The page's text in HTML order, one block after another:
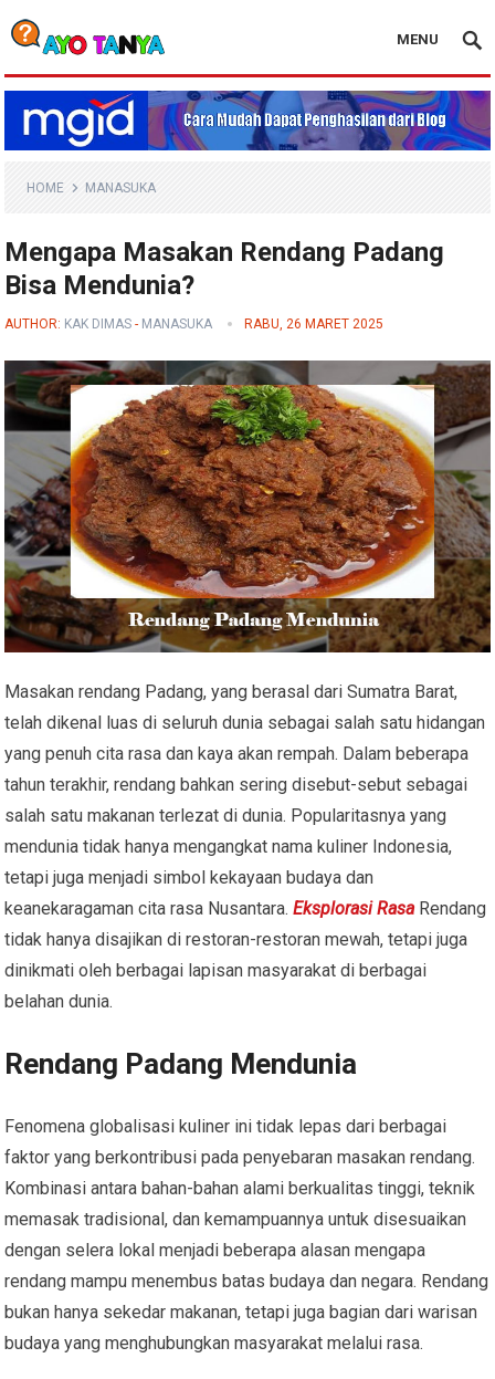
Blog Ayo Tanya
MENU
HOME MANASUKA
Mengapa Masakan Rendang Padang
Bisa Mendunia?
AUTHOR: KAK DIMAS - MANASUKA RABU, 26 MARET 2025
Masakan rendang Padang, yang berasal dari Sumatra Barat,
telah dikenal luas di seluruh dunia sebagai salah satu hidangan
yang penuh cita rasa dan kaya akan rempah. Dalam beberapa
tahun terakhir, rendang bahkan sering disebut-sebut sebagai
salah satu makanan terlezat di dunia. Popularitasnya yang
mendunia tidak hanya mengangkat nama kuliner Indonesia,
tetapi juga menjadi simbol kekayaan budaya dan
keanekaragaman cita rasa Nusantara.Eksplorasi RasaRendang
tidak hanya disajikan di restoran-restoran mewah, tetapi juga
dinikmati oleh berbagai lapisan masyarakat di berbagai
belahan dunia.
Rendang Padang Mendunia
Fenomena globalisasi kuliner ini tidak lepas dari berbagai
faktor yang berkontribusi pada penyebaran masakan rendang.
Kombinasi antara bahan-bahan alami berkualitas tinggi, teknik
memasak tradisional, dan kemampuannya untuk disesuaikan
dengan selera lokal menjadi beberapa alasan mengapa
rendang mampu menembus batas budaya dan negara. Rendang
bukan hanya sekedar makanan, tetapi juga bagian dari warisan
budaya yang menghubungkan masyarakat melalui rasa.